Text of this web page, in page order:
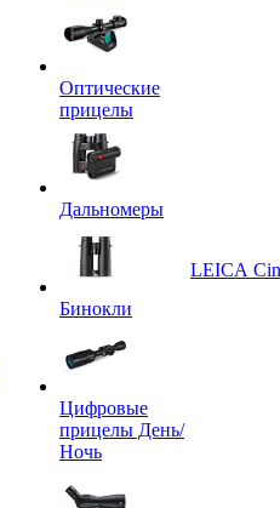
Оптические
прицелы
Дальномеры
Бинокли
Цифровые
прицелы День/
Ночь
LEICA